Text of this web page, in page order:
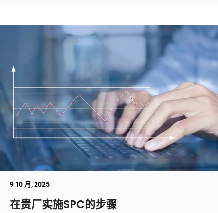
9 10 月, 2025
在贵厂实施SPC的步骤